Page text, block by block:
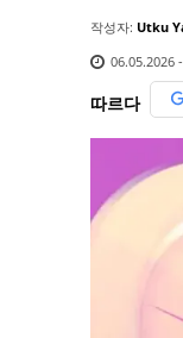
작성자: Utku
06.05.2026
따르다